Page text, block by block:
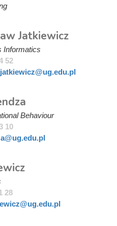
Jatkiewicz
Informatics
52
Behaviour
10
28